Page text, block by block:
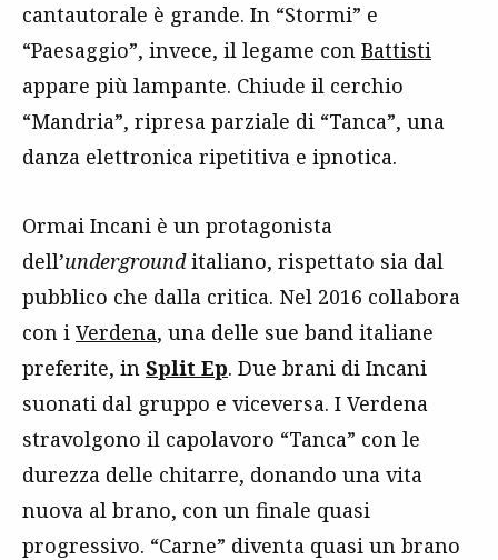
cantautorale è grande. In “Stormi” e
“Paesaggio”, invece, il legame con Battisti
appare più lampante. Chiude il cerchio
“Mandria”, ripresa parziale di “Tanca”, una
danza elettronica ripetitiva e ipnotica.
Ormai Incani è un protagonista
dell’undergrounditaliano, rispettato sia dal
pubblico che dalla critica. Nel 2016 collabora
con i Verdena, una delle sue band italiane
preferite, in Split Ep. Due brani di Incani
suonati dal gruppo e viceversa. I Verdena
stravolgono il capolavoro “Tanca” con le
durezza delle chitarre, donando una vita
nuova al brano, con un finale quasi
progressivo. “Carne” diventa quasi un brano